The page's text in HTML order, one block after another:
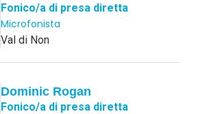
Fonico/a di presa diretta
Microfonista
Val di Non
Dominic Rogan
Fonico/a di presa diretta